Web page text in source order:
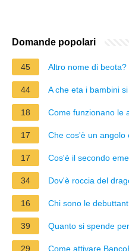
Domande popolari
45 Altro nome di beota?
44 A che eta i bambini
18 Come funzionano le
17 Che cos'è un angolo
17 Cos'è il secondo
34 Dov'è roccia del
16 Chi sono le
39 Quanto si spende
29 Come attivare